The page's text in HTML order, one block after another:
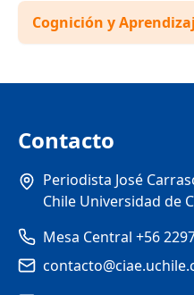
Cognición y
Contacto
Periodista José
Chile Universidad de
Mesa Central +56